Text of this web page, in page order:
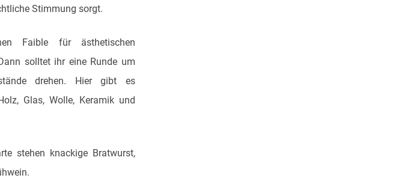
Stimmung sorgt.
Faible für ästhetischen
solltet ihr eine Runde um
drehen. Hier gibt es
Glas, Wolle, Keramik und
stehen knackige Bratwurst,